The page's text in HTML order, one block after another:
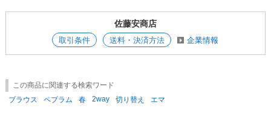
実際のカラーと多少異なる場合がございます。
※ご使用のパソコンのモニター環境により、 実物のカラーと異なって見
える場合があります。
※色味が異なる等のクレームはお受けできません。 ご了承の上ご注文を
お願い致します
います。 完売の際はご了承ください。
佐藤安商店
取引条件 送料・決済方法 企業情報
この商品に関連する検索ワード
ブラウス
ペプラム 春 2way 切り替え エマ